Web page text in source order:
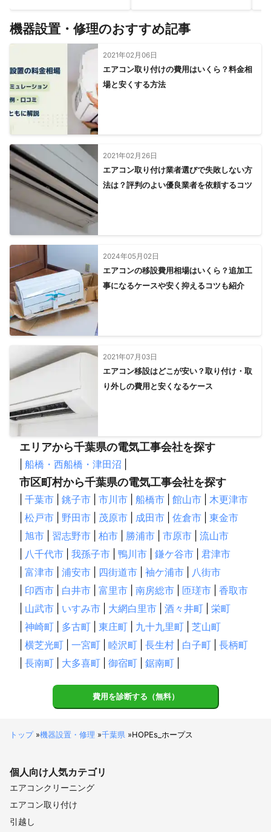
機器設置・修理のおすすめ記事
2021年02月06日
エアコン取り付けの費用はいくら？料金相
場と安くする方法
2021年02月26日
エアコン取り付け業者選びで失敗しない方
法は？評判のよい優良業者を依頼するコツ
2024年05月02日
エアコンの移設費用相場はいくら？追加工
事になるケースや安く抑えるコツも紹介
2021年07月03日
エアコン移設はどこが安い？取り付け・取
り外しの費用と安くなるケース
エリアから千葉県の電気工事会社を探す
船橋・西船橋・津田沼
市区町村から千葉県の電気工事会社を探す
千葉市 銚子市 市川市 船橋市 館山市
木更津市
松戸市 野田市 茂原市 成田市 佐倉市
東金市
旭市 習志野市 柏市 勝浦市 市原市
流山市
八千代市 我孫子市 鴨川市 鎌ケ谷市
君津市
富津市 浦安市 四街道市 袖ケ浦市
八街市
印西市 白井市 富里市 南房総市 匝瑳市
香取市
山武市 いすみ市 大網白里市 酒々井町
栄町
神崎町 多古町 東庄町 九十九里町
芝山町
横芝光町 一宮町 睦沢町 長生村 白子町
長柄町
長南町 大多喜町 御宿町 鋸南町
費用を診断する（無料）
トップ»機器設置・修理 »千葉県 »HOPEs_ホープス
個人向け人気カテゴリ
エアコンクリーニング
エアコン取り付け
引越し